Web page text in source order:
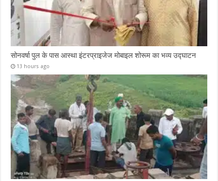
सोनवर्षा पुल के पास आस्था इंटरप्राइजेज मोबाइल शोरूम का भव्य उद्घाटन
13 hours ago